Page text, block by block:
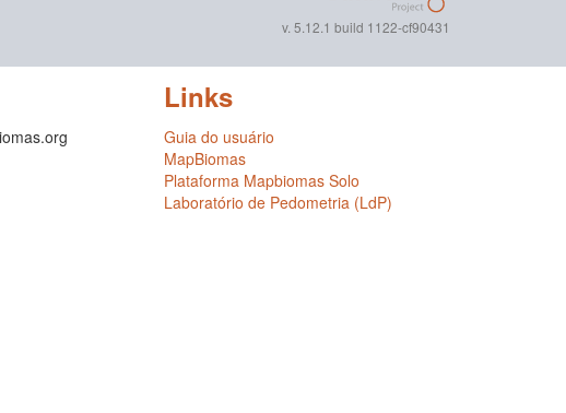
v. 5.12.1 build 1122-cf90431
Links
Guia do usuário
MapBiomas
Plataforma Mapbiomas Solo
Laboratório de Pedometria (LdP)